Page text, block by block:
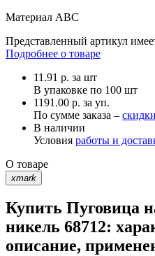
Материал АВС
Представленный артикул
Подробнее о товаре
11.91 р. за шт
В упаковке по 100 шт
1191.00 р. за уп.
По сумме заказа – скидки
В наличии
Условия работы и
О товаре
xmark
Купить Пуговица
никель 68712:
описание,